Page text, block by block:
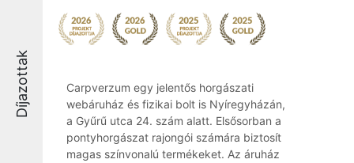
Díjazottak
Carpverzum egy jelentős horgászati
webáruház és fizikai bolt is Nyíregyházán,
a Gyűrű utca 24. szám alatt. Elsősorban a
pontyhorgászat rajongói számára biztosít
magas színvonalú termékeket. Az áruház